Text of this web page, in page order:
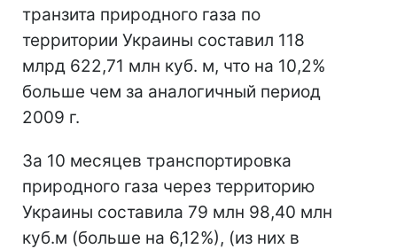
транзита природного газа по
территории Украины составил 118
млрд 622,71 млн куб. м, что на 10,2%
больше чем за аналогичный период
2009 г.
За 10 месяцев транспортировка
природного газа через территорию
Украины составила 79 млн 98,40 млн
куб.м (больше на 6,12%), (из них в